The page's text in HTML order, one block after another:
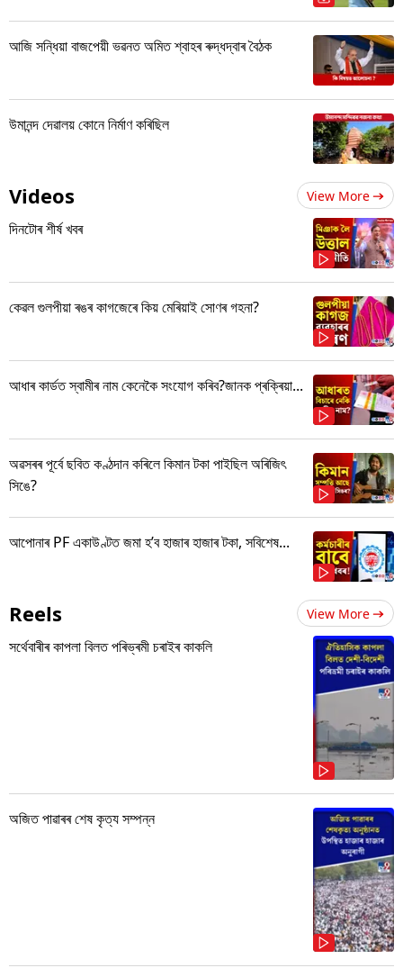
আজি সন্ধিয়া বাজপেয়ী ভৱনত অমিত শ্বাহৰ ৰুদ্ধদ্বাৰ বৈঠক
উমানন্দ দেৱালয় কোনে নিৰ্মাণ কৰিছিল
Videos View More
দিনটোৰ শীৰ্ষ খবৰ
কেৱল গুলপীয়া ৰঙৰ কাগজেৰে কিয় মেৰিয়াই সোণৰ গহনা?
আধাৰ কাৰ্ডত স্বামীৰ নাম কেনেকৈ সংযোগ কৰিব?জানক প্ৰক্ৰিয়া...
অৱসৰৰ পূৰ্বে ছবিত কণ্ঠদান কৰিলে কিমান টকা পাইছিল অৰিজিৎ
সিঙে?
আপোনাৰ PF একাউণ্টত জমা হ’ব হাজাৰ হাজাৰ টকা, সবিশেষ...
Reels View More
সৰ্থেবাৰীৰ কাপলা বিলত পৰিভ্ৰমী চৰাইৰ কাকলি
অজিত পাৱাৰৰ শেষ কৃত্য সম্পন্ন